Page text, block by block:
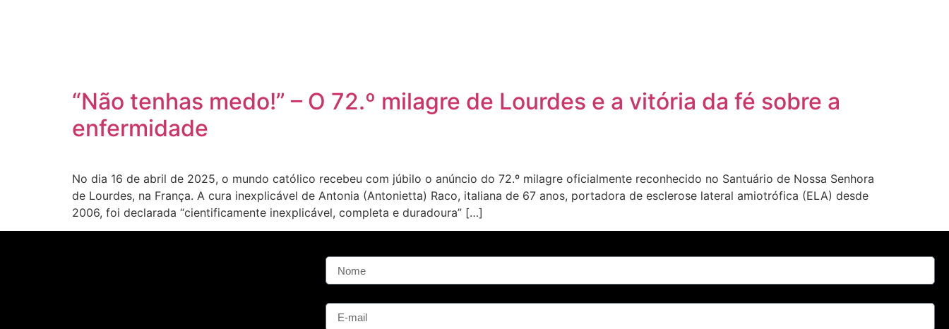
“Não tenhas medo!” – O 72.º milagre de Lourdes e a vitória da fé sobre a
enfermidade
No dia 16 de abril de 2025, o mundo católico recebeu com júbilo o anúncio do 72.º milagre oficialmente reconhecido no Santuário de Nossa Senhora
de Lourdes, na França. A cura inexplicável de Antonia (Antonietta) Raco, italiana de 67 anos, portadora de esclerose lateral amiotrófica (ELA) desde
2006, foi declarada “cientificamente inexplicável, completa e duradoura” […]